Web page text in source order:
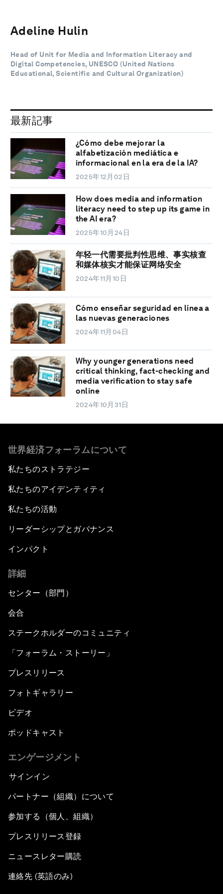
Adeline Hulin
Head of Unit for Media and Information Literacy and
Digital Competencies, UNESCO (United Nations
Educational, Scientific and Cultural Organization)
最新記事
¿Cómo debe mejorar la
alfabetización mediática e
informacional en la era de la IA?
2025年12月02日
How does media and information
literacy need to step up its game in
the AI era?
2025年10月24日
年轻一代需要批判性思维、事实核查
和媒体核实才能保证网络安全
2024年11月10日
Cómo enseñar seguridad en línea a
las nuevas generaciones
2024年11月04日
Why younger generations need
critical thinking, fact-checking and
media verification to stay safe
online
2024年10月31日
世界経済フォーラムについて
私たちのストラテジー
私たちのアイデンティティ
私たちの活動
リーダーシップとガバナンス
インパクト
詳細
センター（部門）
会合
ステークホルダーのコミュニティ
「フォーラム・ストーリー」
プレスリリース
フォトギャラリー
ビデオ
ポッドキャスト
エンゲージメント
サインイン
パートナー（組織）について
参加する（個人、組織）
プレスリリース登録
ニュースレター購読
連絡先 (英語のみ)